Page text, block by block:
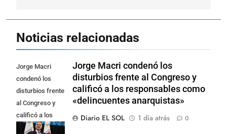
Noticias relacionadas
Jorge Macri
condenó los
disturbios frente
al Congreso y
calificó a los
responsables
Jorge Macri condenó los
disturbios frente al Congreso y
calificó a los responsables como
«delincuentes anarquistas»
Diario EL SOL
1 día atrás 0